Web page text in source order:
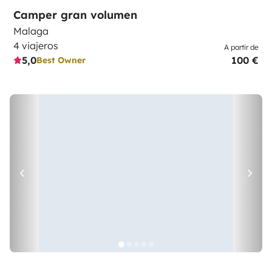
Camper gran volumen
Malaga
4 viajeros
5,0Best Owner
A partir de
100 €